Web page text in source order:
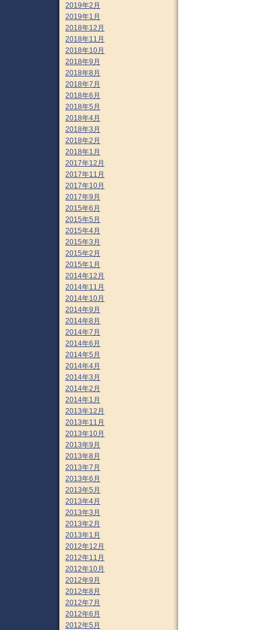
2019年2月
2019年1月
2018年12月
2018年11月
2018年10月
2018年9月
2018年8月
2018年7月
2018年6月
2018年5月
2018年4月
2018年3月
2018年2月
2018年1月
2017年12月
2017年11月
2017年10月
2017年9月
2015年6月
2015年5月
2015年4月
2015年3月
2015年2月
2015年1月
2014年12月
2014年11月
2014年10月
2014年9月
2014年8月
2014年7月
2014年6月
2014年5月
2014年4月
2014年3月
2014年2月
2014年1月
2013年12月
2013年11月
2013年10月
2013年9月
2013年8月
2013年7月
2013年6月
2013年5月
2013年4月
2013年3月
2013年2月
2013年1月
2012年12月
2012年11月
2012年10月
2012年9月
2012年8月
2012年7月
2012年6月
2012年5月